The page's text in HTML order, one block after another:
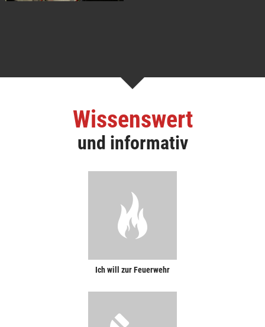
Wissenswert
und informativ
Ich will zur Feuerwehr